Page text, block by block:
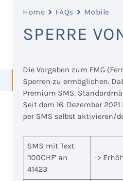
Home FAQs Mobile
SPERRE
Die Vorgaben zum FMG
Sperren zu ermöglichen.
Premium SMS.
Seit dem 16. Dezember
per SMS selbst aktivieren/
SMS mit Text
‘100CHF’ an
41423
->